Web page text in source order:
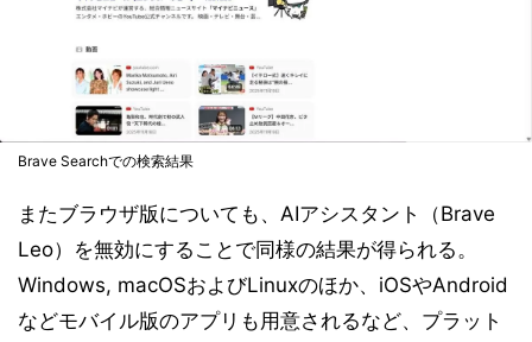
Brave Searchでの検索結果
またブラウザ版についても、AIアシスタント（Brave
Leo）を無効にすることで同様の結果が得られる。
Windows, macOSおよびLinuxのほか、iOSやAndroid
などモバイル版のアプリも用意されるなど、プラット